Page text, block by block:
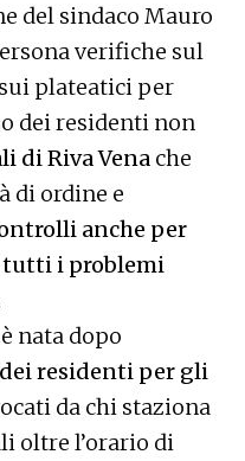
del sindaco Mauro
verifiche sul
plateatici per
dei residenti non
di Riva Vena che
di ordine e
anche per
tutti i problemi
nata dopo
residenti per gli
da chi staziona
oltre l’orario di